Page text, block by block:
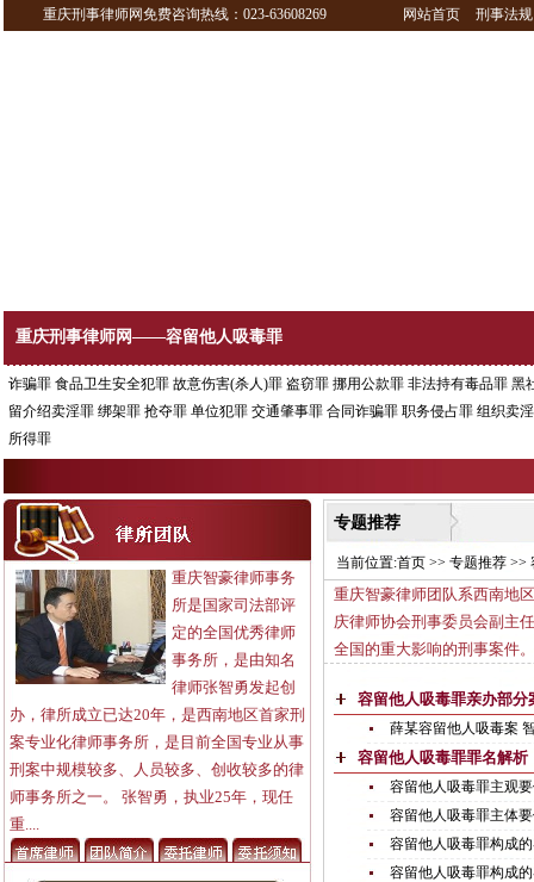
重庆刑事律师网免费咨询热线：023-63608269 网站首页 刑事法规
重庆刑事律师网——容留他人吸毒罪
诈骗罪 食品卫生安全犯罪 故意伤害(杀人)罪 盗窃罪 挪用公款罪 非法持有毒品罪 黑
留介绍卖淫罪 绑架罪 抢夺罪 单位犯罪 交通肇事罪 合同诈骗罪 职务侵占罪 组织卖
所得罪
重庆智豪律师事务
所是国家司法部评
定的全国优秀律师
事务所，是由知名
律师张智勇发起创
办，律所成立已达20年，是西南地区首家刑
案专业化律师事务所，是目前全国专业从事
刑案中规模较多、人员较多、创收较多的律
师事务所之一。 张智勇，执业25年，现任
重....
专题推荐
当前位置:首页 >> 专题推荐 >>
重庆智豪律师团队系西南地
庆律师协会刑事委员会副主
全国的重大影响的刑事案件。
容留他人吸毒罪亲办部
薛某容留他人吸毒案
容留他人吸毒罪罪名解
容留他人吸毒罪主观
容留他人吸毒罪主体
容留他人吸毒罪构成
容留他人吸毒罪构成